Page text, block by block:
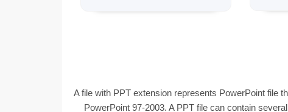
A file with PPT extension represents PowerPoint file
PowerPoint 97-2003. A PPT file can contain